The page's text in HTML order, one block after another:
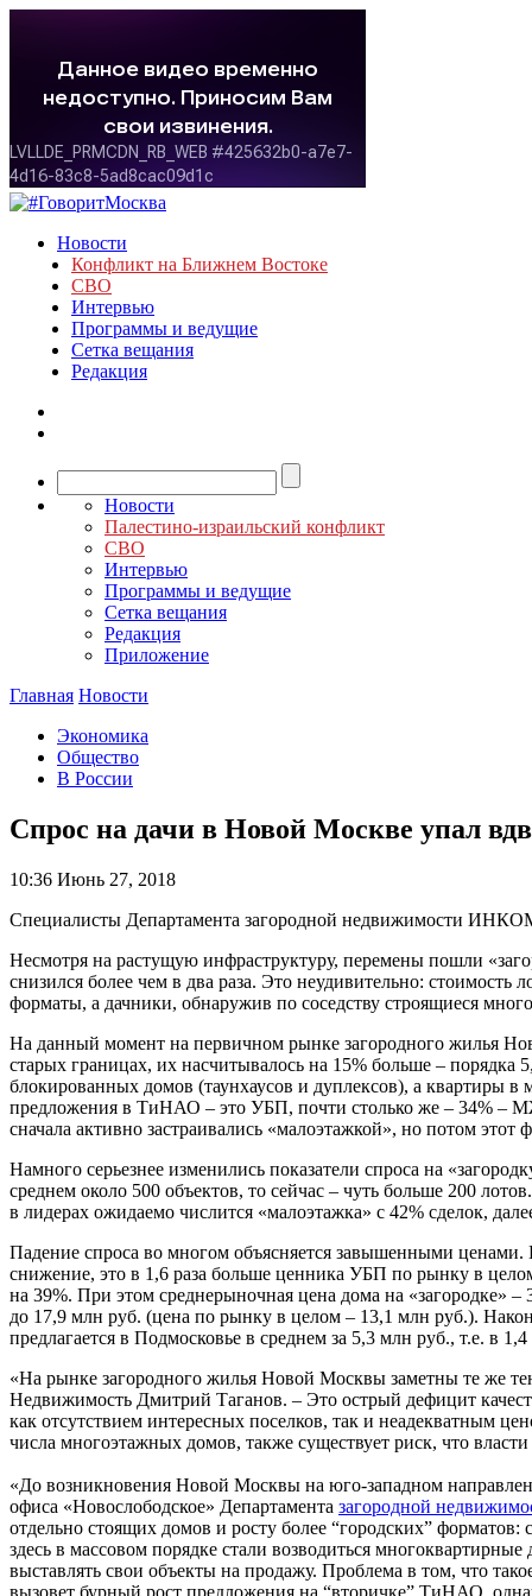
Новости
Конфликт на Ближнем Востоке
СВО
Интервью
Программы и ведущие
Сетка вещания
Редакция
Новости
Палестино-израильский конфликт
СВО
Интервью
Программы и ведущие
Сетка вещания
Редакция
Приложение
Главная Новости
Экономика
Общество
В России
Спрос на дачи в Новой Москве упал
10:36 Июнь 27, 2018
Специалисты Департамента загородной недвижимости
Несмотря на растущую инфраструктуру, перемены пошли
снизился более чем в два раза. Это неудивительно:
форматы, а дачники, обнаружив по соседству строящиеся
На данный момент на первичном рынке загородного жилья
старых границах, их насчитывалось на 15% больше –
блокированных домов (таунхаусов и дуплексов), а квартиры
предложения в ТиНАО – это УБП, почти столько же – 34% –
сначала активно застраивались «малоэтажкой», но потом
Намного серьезнее изменились показатели спроса на
среднем около 500 объектов, то сейчас – чуть больше 200
в лидерах ожидаемо числится «малоэтажка» с 42% сделок,
Падение спроса во многом объясняется завышенными
снижение, это в 1,6 раза больше ценника УБП по рынку в
на 39%. При этом среднерыночная цена дома на «загородке»
до 17,9 млн руб. (цена по рынку в целом – 13,1 млн руб.).
предлагается в Подмосковье в среднем за 5,3 млн руб., т.е. в 1,4
«На рынке загородного жилья Новой Москвы заметны те же
Недвижимость Дмитрий Таганов. – Это острый дефицит
как отсутствием интересных поселков, так и неадекватным
числа многоэтажных домов, также существует риск, что
«До возникновения Новой Москвы на юго-западном
офиса «Новослободское» Департамента загородной
отдельно стоящих домов и росту более “городских”
здесь в массовом порядке стали возводиться
выставлять свои объекты на продажу. Проблема в том, что
вызовет бурный рост предложения на “вторичке” ТиНАО,